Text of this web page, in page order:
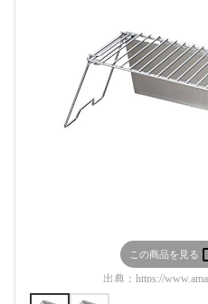
この商品を見る
出典： https://